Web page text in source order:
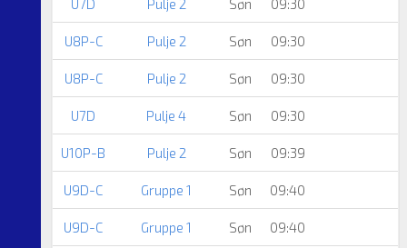
U8P-C Pulje 2 Søn 09:30
U8P-C Pulje 2 Søn 09:30
U7D Pulje 4 Søn 09:30
U10P-B Pulje 2 Søn 09:39
U9D-C Gruppe 1 Søn 09:40
U9D-C Gruppe 1 Søn 09:40